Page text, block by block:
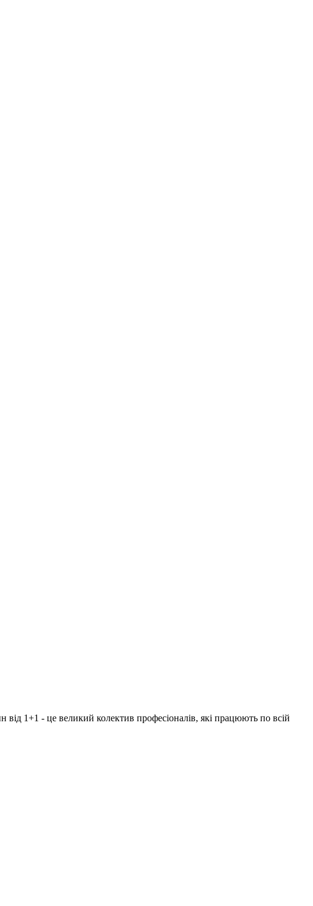
від 1+1 - це великий колектив професіоналів, які працюють по всій